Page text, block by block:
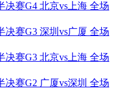
决赛G4 北京vs上海 全场
决赛G3 深圳vs广厦 全场
决赛G3 北京vs上海 全场
决赛G2 广厦vs深圳 全场